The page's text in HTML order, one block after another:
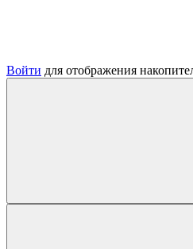
Войти для отображения